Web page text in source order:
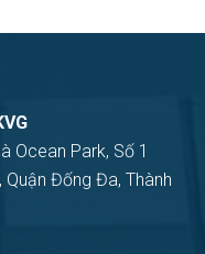
Ocean Park, Số 1
Đống Đa, Thành